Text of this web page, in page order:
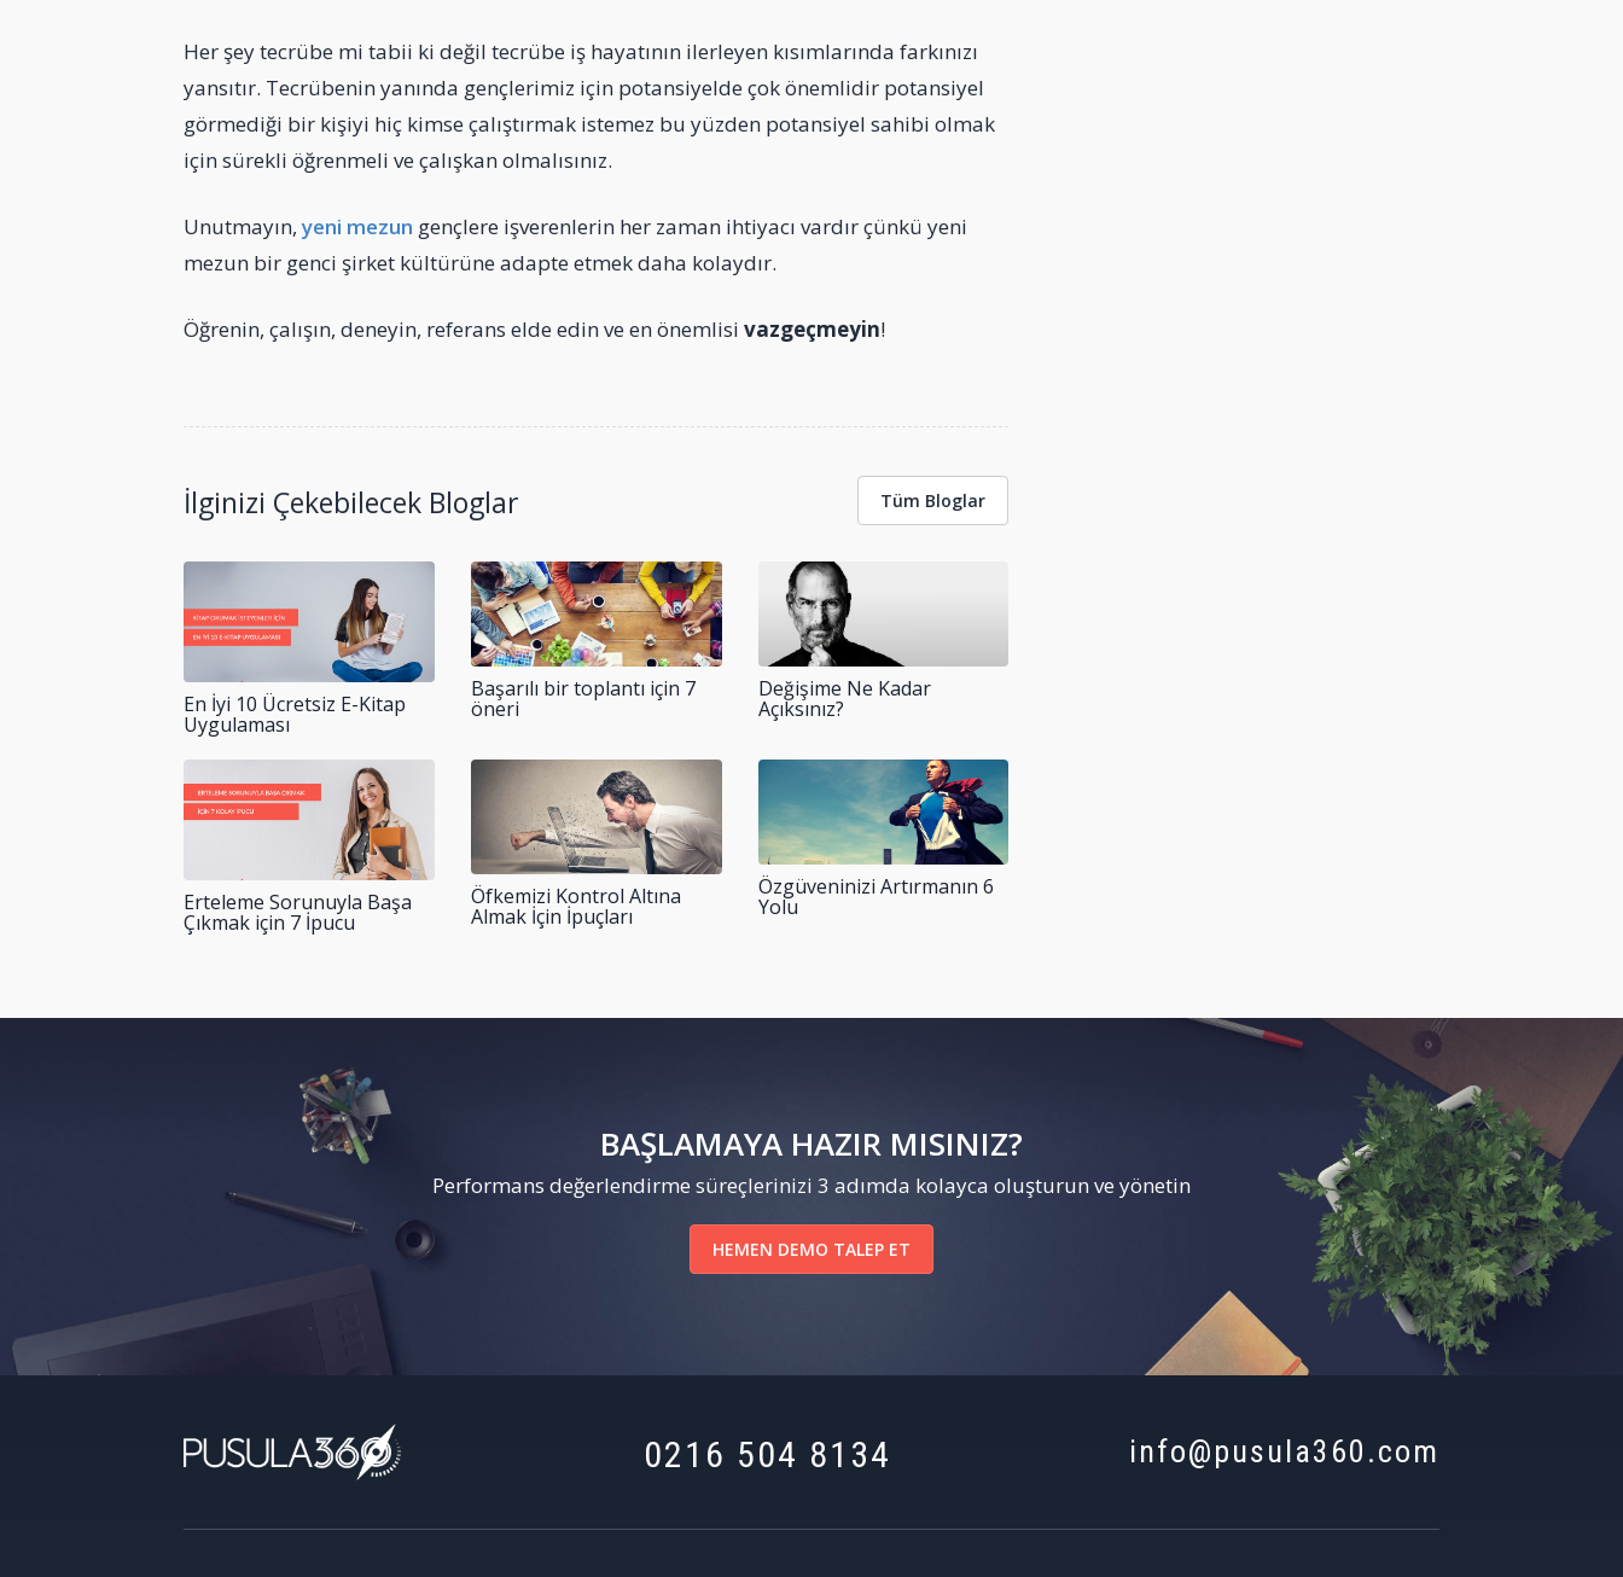
Her şey tecrübe mi tabii ki değil tecrübe iş hayatının ilerleyen kısımlarında farkınızı
yansıtır. Tecrübenin yanında gençlerimiz için potansiyelde çok önemlidir potansiyel
görmediği bir kişiyi hiç kimse çalıştırmak istemez bu yüzden potansiyel sahibi olmak
için sürekli öğrenmeli ve çalışkan olmalısınız.
Unutmayın,yeni mezun gençlere işverenlerin her zaman ihtiyacı vardır çünkü yeni
mezun bir genci şirket kültürüne adapte etmek daha kolaydır.
Öğrenin, çalışın, deneyin, referans elde edin ve en önemlisi vazgeçmeyin!
İlginizi Çekebilecek Bloglar Tüm Bloglar
En İyi 10 Ücretsiz E-Kitap
Uygulaması
Başarılı bir toplantı için 7
öneri
Değişime Ne Kadar
Açıksınız?
Erteleme Sorunuyla Başa
Çıkmak için 7 İpucu
Öfkemizi Kontrol Altına
Almak İçin İpuçları
Özgüveninizi Artırmanın 6
Yolu
BAŞLAMAYA HAZIR MISINIZ?
Performans değerlendirme süreçlerinizi 3 adımda kolayca oluşturun ve yönetin
HEMEN DEMO TALEP ET
0216 504 8134 info@pusula360.com